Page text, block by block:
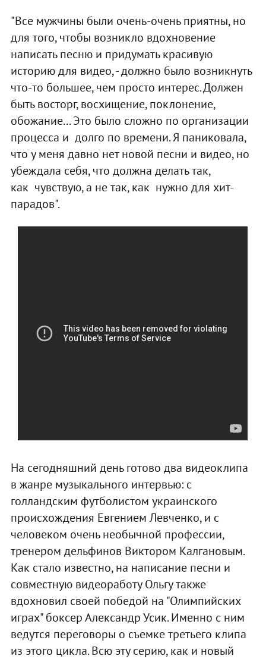
"Все мужчины были очень-очень приятны, но
для того, чтобы возникло вдохновение
написать песню и придумать красивую
историю для видео, - должно было возникнуть
что-то большее, чем просто интерес. Должен
быть восторг, восхищение, поклонение,
обожание... Это было сложно по организации
процесса и долго по времени. Я паниковала,
что у меня давно нет новой песни и видео, но
убеждала себя, что должна делать так,
как чувствую, а не так, как нужно для хит-
парадов".
На сегодняшний день готово два видеоклипа
в жанре музыкального интервью: с
голландским футболистом украинского
происхождения Евгением Левченко, и с
человеком очень необычной профессии,
тренером дельфинов Виктором Калгановым.
Как стало известно, на написание песни и
совместную видеоработу Ольгу также
вдохновил своей победой на "Олимпийских
играх" боксер Александр Усик. Именно с ним
ведутся переговоры о съемке третьего клипа
из этого цикла. Всю эту серию, как и новый